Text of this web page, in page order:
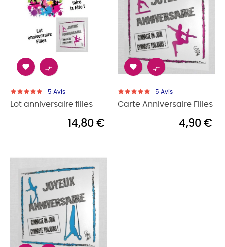
 
5 Avis
Lot anniversaire filles
14,80 €
 
5 Avis
Carte Anniversaire Filles
4,90 €